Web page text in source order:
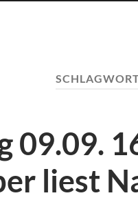
09.09.
liest